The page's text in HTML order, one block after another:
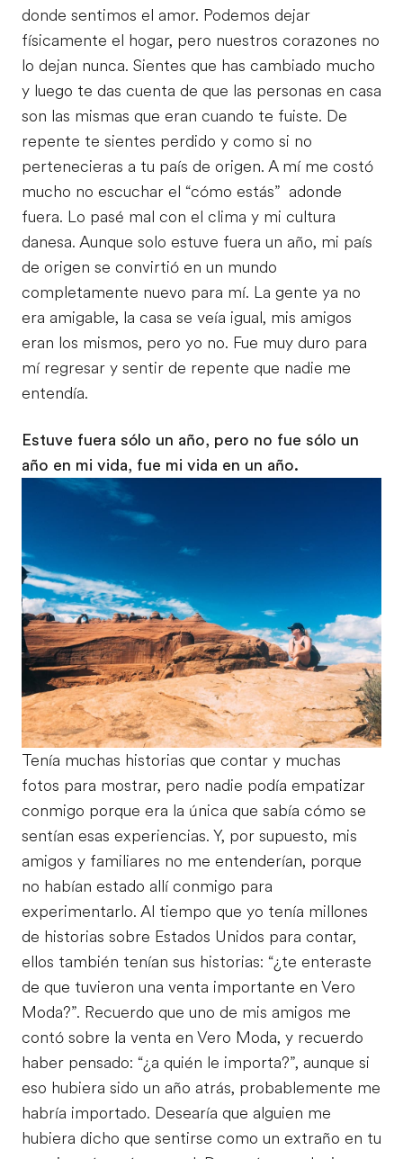
donde sentimos el amor. Podemos dejar
físicamente el hogar, pero nuestros corazones no
lo dejan nunca. Sientes que has cambiado mucho
y luego te das cuenta de que las personas en casa
son las mismas que eran cuando te fuiste. De
repente te sientes perdido y como si no
pertenecieras a tu país de origen. A mí me costó
mucho no escuchar el “cómo estás” adonde
fuera. Lo pasé mal con el clima y mi cultura
danesa. Aunque solo estuve fuera un año, mi país
de origen se convirtió en un mundo
completamente nuevo para mí. La gente ya no
era amigable, la casa se veía igual, mis amigos
eran los mismos, pero yo no. Fue muy duro para
mí regresar y sentir de repente que nadie me
entendía.
Estuve fuera sólo un año, pero no fue sólo un
año en mi vida, fue mi vida en un año.
Tenía muchas historias que contar y muchas
fotos para mostrar, pero nadie podía empatizar
conmigo porque era la única que sabía cómo se
sentían esas experiencias. Y, por supuesto, mis
amigos y familiares no me entenderían, porque
no habían estado allí conmigo para
experimentarlo. Al tiempo que yo tenía millones
de historias sobre Estados Unidos para contar,
ellos también tenían sus historias: “¿te enteraste
de que tuvieron una venta importante en Vero
Moda?”. Recuerdo que uno de mis amigos me
contó sobre la venta en Vero Moda, y recuerdo
haber pensado: “¿a quién le importa?”, aunque si
eso hubiera sido un año atrás, probablemente me
habría importado. Desearía que alguien me
hubiera dicho que sentirse como un extraño en tu